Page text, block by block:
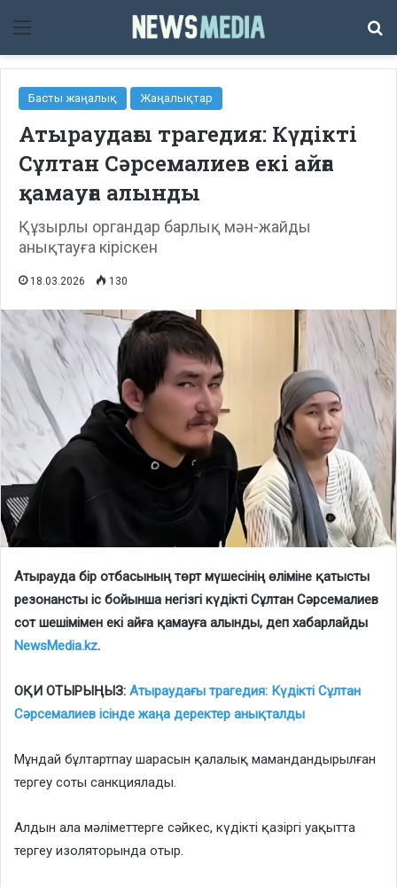
Мәзір
Басты жаңалық Жаңалықтар
Атыраудағы трагедия: Күдікті
Сұлтан Сәрсемалиев екі айға
қамауға алынды
Құзырлы органдар барлық мән-жайды
анықтауға кіріскен
18.03.2026 130
Атырауда бір отбасының төрт мүшесінің өліміне қатысты
резонансты іс бойынша негізгі күдікті Сұлтан Сәрсемалиев
сот шешімімен екі айға қамауға алынды, деп хабарлайды
NewsMedia.kz.
ОҚИ ОТЫРЫҢЫЗ: Атыраудағы трагедия: Күдікті Сұлтан
Сәрсемалиев ісінде жаңа деректер анықталды
Мұндай бұлтартпау шарасын қалалық мамандандырылған
тергеу соты санкциялады.
Алдын ала мәліметтерге сәйкес, күдікті қазіргі уақытта
тергеу изоляторында отыр.